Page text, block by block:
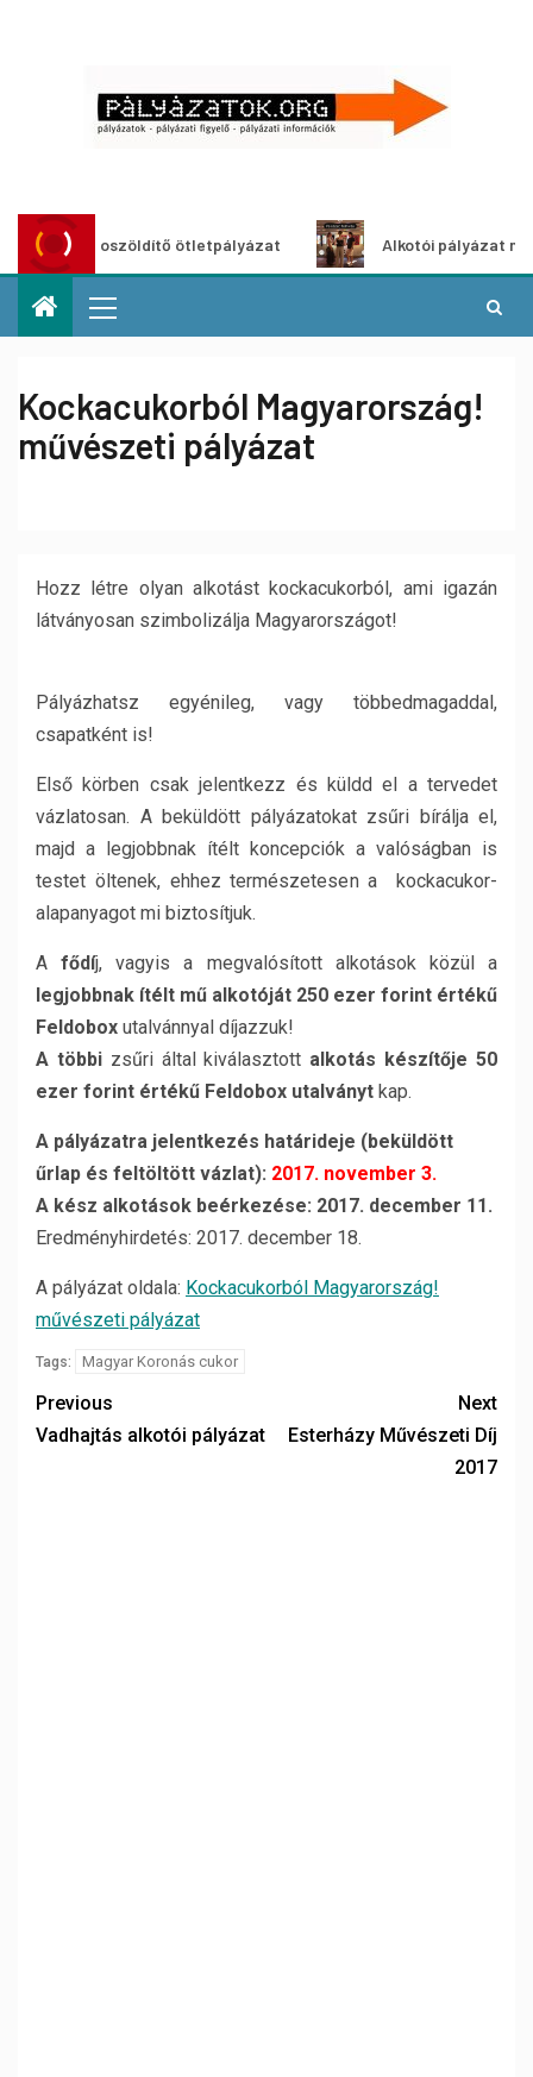
Városzöldítő ötletpályázat Alkotói pályázat
Kockacukorból Magyarország!
művészeti pályázat
Hozz létre olyan alkotást kockacukorból, ami igazán
látványosan szimbolizálja Magyarországot!
Pályázhatsz egyénileg, vagy többedmagaddal,
csapatként is!
Első körben csak jelentkezz és küldd el a tervedet
vázlatosan. A beküldött pályázatokat zsűri bírálja el,
majd a legjobbnak ítélt koncepciók a valóságban is
testet öltenek, ehhez természetesen a kockacukor-
alapanyagot mi biztosítjuk.
Afődíj, vagyis a megvalósított alkotások közül a
legjobbnak ítélt mű alkotóját 250 ezer forint értékű
Feldobox utalvánnyal díjazzuk!
A többizsűri által kiválasztott alkotás készítője 50
ezer forint értékű Feldobox utalványt kap.
A pályázatra jelentkezés határideje (beküldött
űrlap és feltöltött vázlat): 2017. november 3.
A kész alkotások beérkezése: 2017. december 11.
Eredményhirdetés: 2017. december 18.
A pályázat oldala: Kockacukorból Magyarország!
művészeti pályázat
Tags: Magyar Koronás cukor
Previous
Vadhajtás alkotói pályázat
Next
Esterházy Művészeti Díj
2017